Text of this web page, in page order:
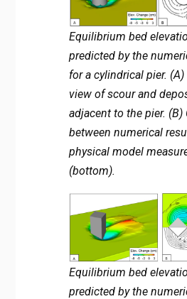
Equilibrium bed
predicted by the
for a cylindrical pier.
view of scour and
adjacent to the pier. (B)
between numerical
physical model
(bottom).
Equilibrium bed
predicted by the